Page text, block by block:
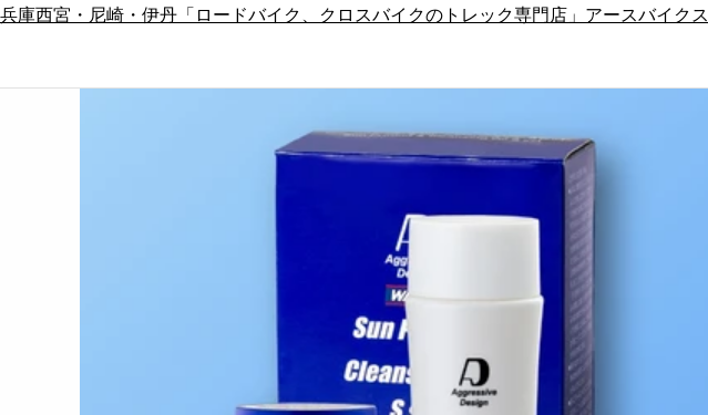
兵庫西宮・尼崎・伊丹「ロードバイク、クロスバイクのトレック専門店」アースバイクス